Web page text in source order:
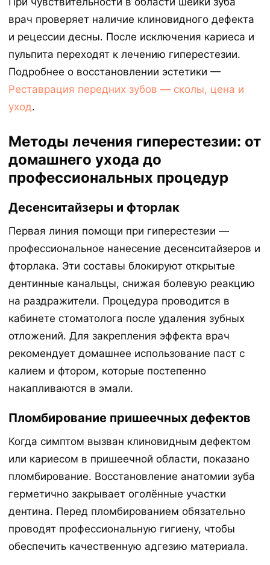
врач проверяет наличие клиновидного дефекта
и рецессии десны. После исключения кариеса и
пульпита переходят к лечению гиперестезии.
Подробнее о восстановлении эстетики —
Реставрация передних зубов — сколы, цена и
уход.
Методы лечения гиперестезии: от
домашнего ухода до
профессиональных процедур
Десенситайзеры и фторлак
Первая линия помощи при гиперестезии —
профессиональное нанесение десенситайзеров и
фторлака. Эти составы блокируют открытые
дентинные канальцы, снижая болевую реакцию
на раздражители. Процедура проводится в
кабинете стоматолога после удаления зубных
отложений. Для закрепления эффекта врач
рекомендует домашнее использование паст с
калием и фтором, которые постепенно
накапливаются в эмали.
Пломбирование пришеечных дефектов
Когда симптом вызван клиновидным дефектом
или кариесом в пришеечной области, показано
пломбирование. Восстановление анатомии зуба
герметично закрывает оголённые участки
дентина. Перед пломбированием обязательно
проводят профессиональную гигиену, чтобы
обеспечить качественную адгезию материала.